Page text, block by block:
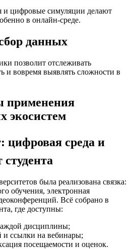
и цифровые симуляции делают
в онлайн-среде.
данных
позволит отслеживать
и вовремя выявлять сложности в
применения
экосистем
цифровая среда и
была реализована связка:
обучения, электронная
Всё собрано в
где доступны:
дисциплины;
и ссылки на вебинары;
посещаемости и оценок.